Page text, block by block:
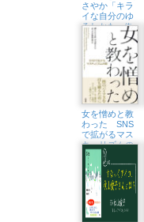
さやか「キラ
イな自分のゆ
るしかた〜依
存と回復から考
えるこころをほ
どく処方箋〜」
（東京中延・
隣町珈琲 9/18
㈮）
女を憎めと教
わった SNS
で拡がるマス
キュリズムの
闇